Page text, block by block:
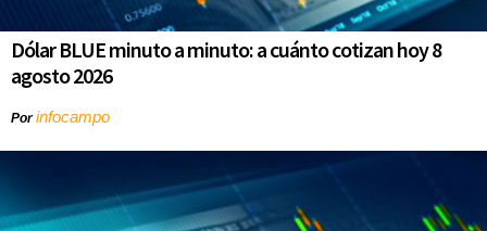
Dólar BLUE minuto a minuto: a cuánto cotizan hoy 8
agosto 2026
Porinfocampo